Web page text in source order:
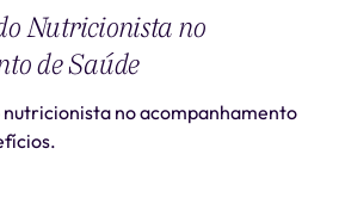
Nutricionista no
de Saúde
nutricionista no acompanhamento